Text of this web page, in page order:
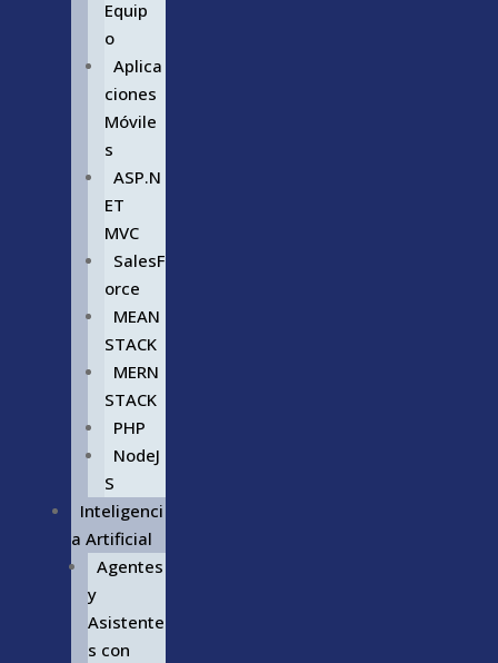
Equip
o
Aplica
ciones
Móvile
s
ASP.N
ET
MVC
SalesF
orce
MEAN
STACK
MERN
STACK
PHP
NodeJ
S
Inteligenci
a Artificial
Agentes
y
Asistente
s con